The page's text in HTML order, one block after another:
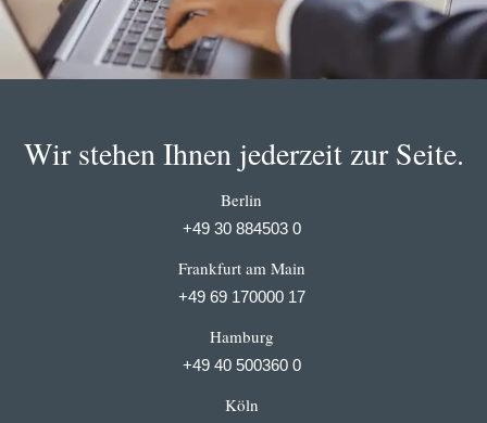
Wir stehen Ihnen jederzeit zur Seite.
Berlin
+49 30 884503 0
Frankfurt am Main
+49 69 170000 17
Hamburg
+49 40 500360 0
Köln